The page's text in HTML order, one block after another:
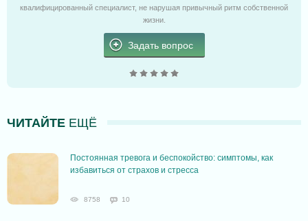
квалифицированный специалист, не нарушая привычный ритм собственной
жизни.
Задать вопрос
ЧИТАЙТЕ ЕЩЁ
Постоянная тревога и беспокойство: симптомы, как
избавиться от страхов и стресса
8758 10